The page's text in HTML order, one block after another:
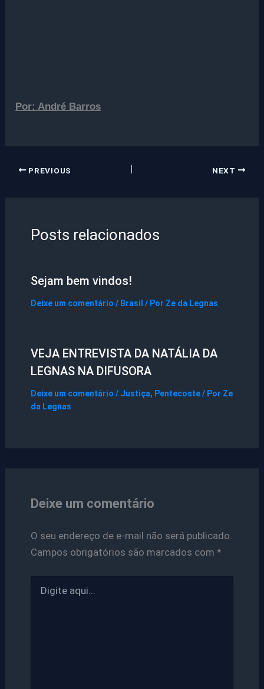
Por: André Barros
PREVIOUS NEXT
Posts relacionados
Sejam bem vindos!
Deixe um comentário / Brasil / Por Ze da Legnas
VEJA ENTREVISTA DA NATÁLIA DA
LEGNAS NA DIFUSORA
Deixe um comentário / Justiça, Pentecoste/ Por Ze
da Legnas
Deixe um comentário
O seu endereço de e-mail não será publicado.
Campos obrigatórios são marcados com *
aqui...